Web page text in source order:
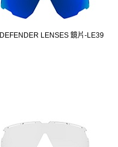
DEFENDER LENSES 鏡片-LE39